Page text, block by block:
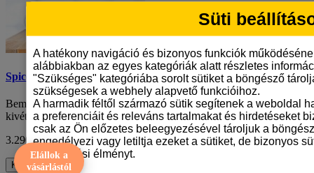
Spicc mintás bögre
Bemutatjuk a törpe spicc mintás kerámiabögrét, amely egy
kivételesen aranyos és egyedi darab a kávé ..
3.290 FtÁFA nélkül: 2.591 Ft
Kosárba
Elállok a
vásárlástól
Süti
A hatékony navigáció és bizonyos funkciók
alábbiakban az egyes kategóriák alatt részletes
"Szükséges" kategóriába sorolt sütiket a böngésző
szükségesek a webhely alapvető funkcióihoz.
A harmadik féltől származó sütik segítenek a weboldal
a preferenciáit és releváns tartalmakat és hirdetéseket
csak az Ön előzetes beleegyezésével tároljuk a
engedélyezi vagy letiltja ezeket a sütiket, de bizonyos
böngészési élményt.